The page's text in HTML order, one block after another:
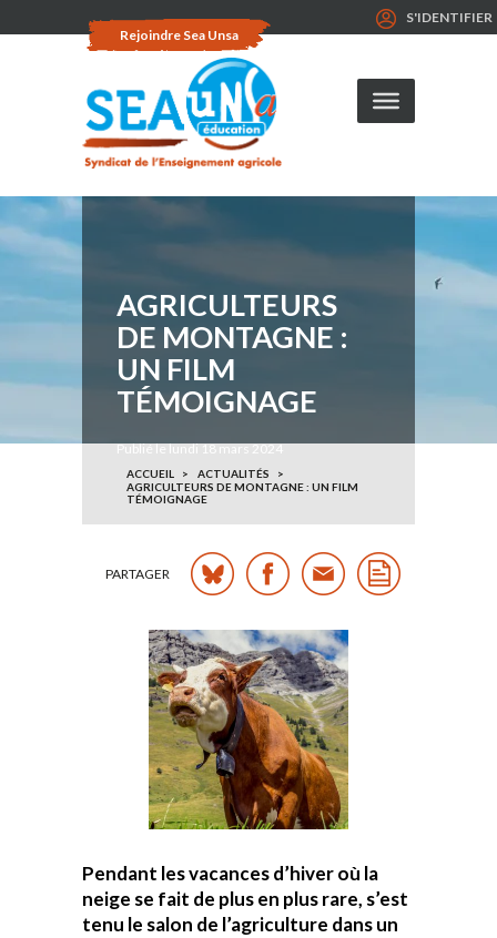
Rejoindre Sea Unsa
S'IDENTIFIER
AGRICULTEURS
DE MONTAGNE :
UN FILM
TÉMOIGNAGE
Publié le lundi 18 mars 2024
ACCUEIL
ACTUALITÉS
AGRICULTEURS DE MONTAGNE : UN FILM
TÉMOIGNAGE
PARTAGER
Pendant les vacances d’hiver où la
neige se fait de plus en plus rare, s’est
tenu le salon de l’agriculture dans un